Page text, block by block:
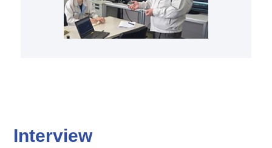
Interview